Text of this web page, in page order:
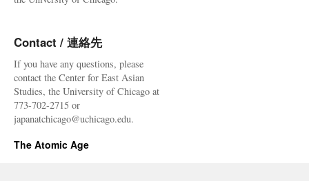
Contact / 連絡先
If you have any questions, please
contact the Center for East Asian
Studies, the University of Chicago at
773-702-2715 or
japanatchicago@uchicago.edu.
The Atomic Age